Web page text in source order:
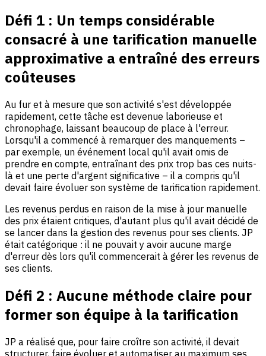
Défi 1 : Un temps considérable
consacré à une tarification manuelle
approximative a entraîné des erreurs
coûteuses
Au fur et à mesure que son activité s'est développée
rapidement, cette tâche est devenue laborieuse et
chronophage, laissant beaucoup de place à l'erreur.
Lorsqu'il a commencé à remarquer des manquements –
par exemple, un événement local qu'il avait omis de
prendre en compte, entraînant des prix trop bas ces nuits-
là et une perte d'argent significative – il a compris qu'il
devait faire évoluer son système de tarification rapidement.
Les revenus perdus en raison de la mise à jour manuelle
des prix étaient critiques, d'autant plus qu'il avait décidé de
se lancer dans la gestion des revenus pour ses clients. JP
était catégorique : il ne pouvait y avoir aucune marge
d'erreur dès lors qu'il commencerait à gérer les revenus de
ses clients.
Défi 2 : Aucune méthode claire pour
former son équipe à la tarification
JP a réalisé que, pour faire croître son activité, il devait